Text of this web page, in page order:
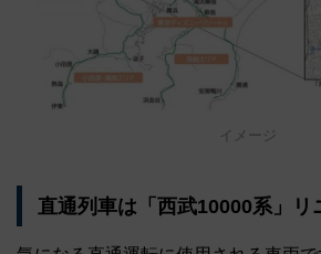
イメージ
直通列車は「西武10000系」リ